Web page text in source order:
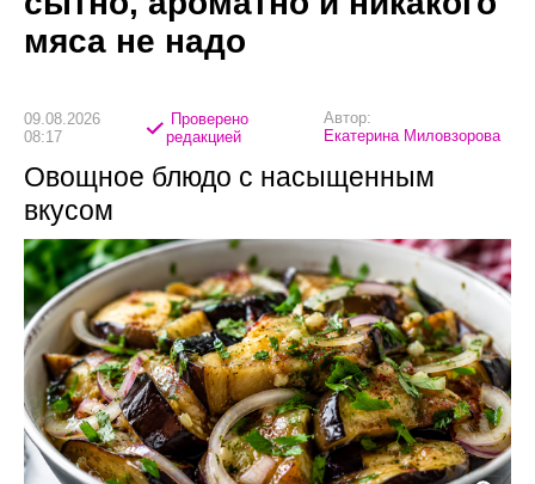
мяса не надо
09.08.2026
08:17
Проверено
редакцией
Автор:
Екатерина Миловзорова
Овощное блюдо с насыщенным
вкусом